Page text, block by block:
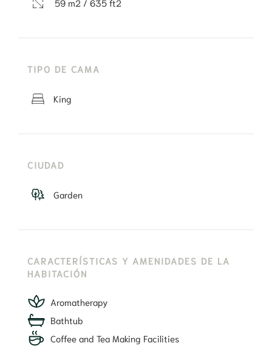
59 m2 / 635 ft2
TIPO DE CAMA
King
CIUDAD
Garden
CARACTERÍSTICAS Y AMENIDADES DE LA
HABITACIÓN
Aromatherapy
Bathtub
Coffee and Tea Making Facilities